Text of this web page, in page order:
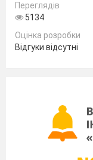
У
Що
в)
г)
Переглядів
5134
Оцінка розробки
Відгуки відсутні